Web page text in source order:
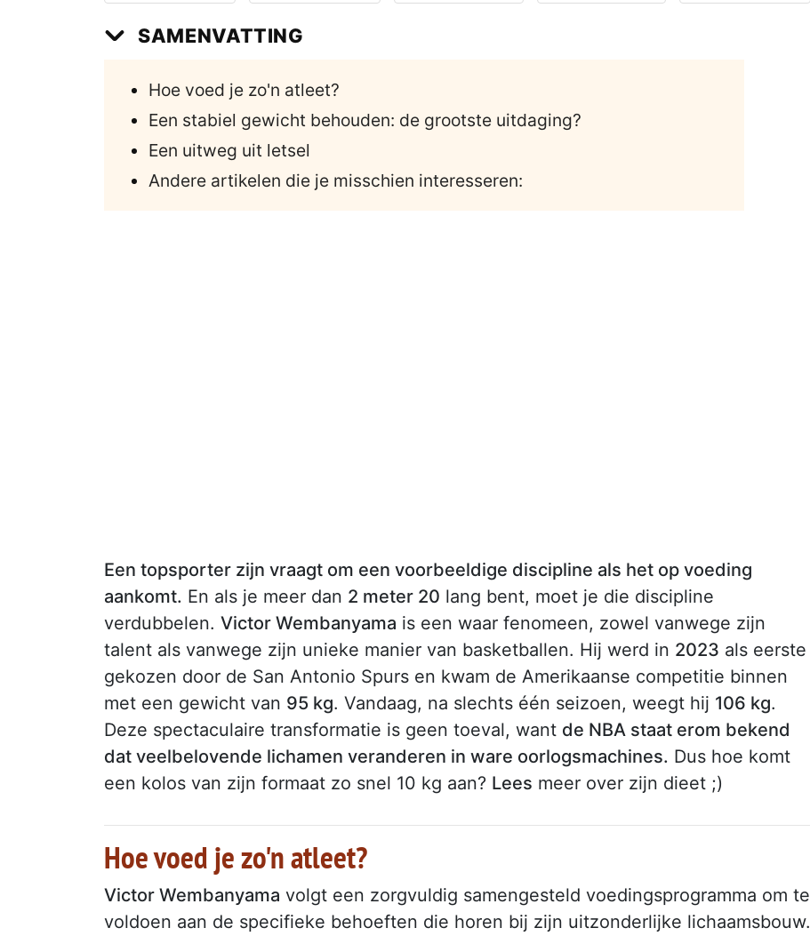
SAMENVATTING
Hoe voed je zo'n atleet?
Een stabiel gewicht behouden: de grootste uitdaging?
Een uitweg uit letsel
Andere artikelen die je misschien interesseren:
Een topsporter zijn vraagt om een voorbeeldige discipline als het op voeding
aankomt. En als je meer dan 2 meter 20 lang bent, moet je die discipline
verdubbelen. Victor Wembanyama is een waar fenomeen, zowel vanwege zijn
talent als vanwege zijn unieke manier van basketballen. Hij werd in 2023 als eerste
gekozen door de San Antonio Spurs en kwam de Amerikaanse competitie binnen
met een gewicht van 95 kg. Vandaag, na slechts één seizoen, weegt hij 106 kg.
Deze spectaculaire transformatie is geen toeval, want de NBA staat erom bekend
dat veelbelovende lichamen veranderen in ware oorlogsmachines. Dus hoe komt
een kolos van zijn formaat zo snel 10 kg aan? Lees meer over zijn dieet ;)
Hoe voed je zo'n atleet?
Victor Wembanyama volgt een zorgvuldig samengesteld voedingsprogramma om te
voldoen aan de specifieke behoeften die horen bij zijn uitzonderlijke lichaamsbouw.